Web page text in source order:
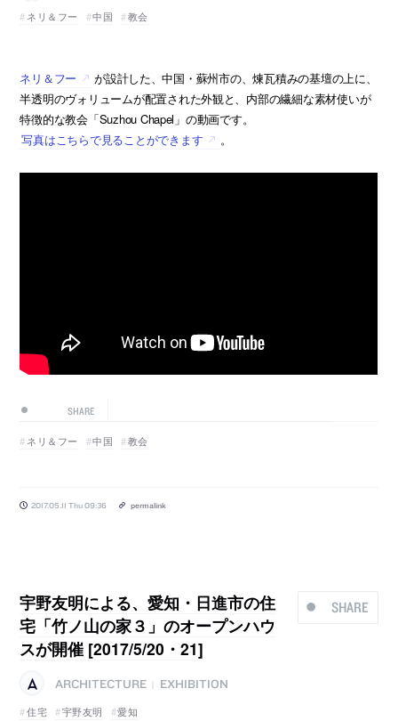
ネリ＆フー 中国 教会
ネリ＆フー
が設計した、中国・蘇州市の、煉瓦積みの基壇の上に、
半透明のヴォリュームが配置された外観と、内部の繊細な素材使いが
特徴的な教会「Suzhou Chapel」の動画です。
写真はこちらで見ることができます
。
SHARE
ネリ＆フー 中国 教会
2017.05.11 Thu 09:36 permalink
SHARE
宇野友明による、愛知・日進市の住
宅「竹ノ山の家３」のオープンハウ
スが開催 [2017/5/20・21]
ARCHITECTURE
EXHIBITION
住宅
宇野友明 愛知